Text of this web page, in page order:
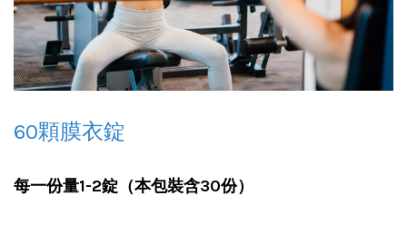
60顆膜衣錠
每一份量1-2錠（本包裝含30份）